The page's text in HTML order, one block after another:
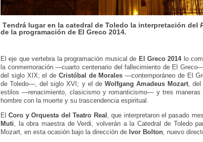
Tendrá lugar en la catedral de Toledo la interpretación del
de la programación de El Greco 2014.
El eje que vertebra la programación musical de El Greco 2014lo
la conmemoración —cuarto centenario del fallecimiento de El
del siglo XIX; el de Cristóbal de Morales —contemporáneo de El
de Toledo—, del siglo XVI; y el de Wolfgang Amadeus Mozart, del
estilos —renacimiento, clasicismo y romanticismo— y tres maneras
hombre con la muerte y su trascendencia espiritual.
ElCoro y Orquesta del Teatro Real , que interpretaron el pasado
Muti, la obra maestra de Verdi, volverán a la Catedral de Toledo
Mozart, en esta ocasión bajo la dirección de Ivor Bolton, nuevo